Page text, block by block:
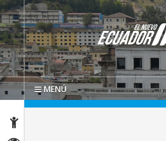
MENÚ